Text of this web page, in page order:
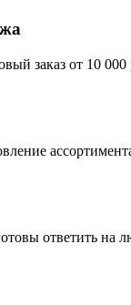
заказ от 10 000
ответить на